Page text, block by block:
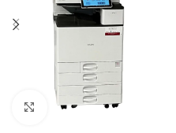
Kliknij aby powiększyć